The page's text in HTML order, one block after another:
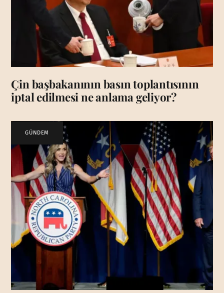
Çin başbakanının basın toplantısının
iptal edilmesi ne anlama geliyor?
GÜNDEM